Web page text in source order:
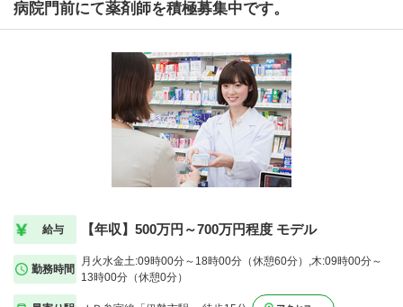
病院門前にて薬剤師を積極募集中です。
給与 【年収】500万円～700万円程度 モデル
勤務時間
月火水金土:09時00分～18時00分（休憩60分）,木:09時00分～
13時00分（休憩0分）